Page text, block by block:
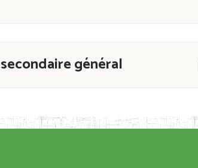
général
CAB du 21 mars 2011 portant
immatriculés et inscrits au